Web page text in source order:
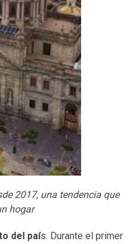
2017, una tendencia que
hogar
del país. Durante el primer